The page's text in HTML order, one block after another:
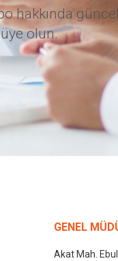
hakkında
olun.
GENEL
Akat Mah.